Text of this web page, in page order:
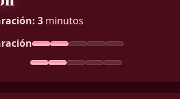
3 minutos